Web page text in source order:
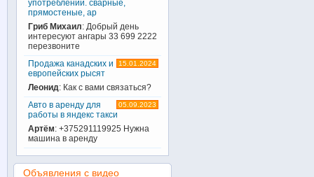
употреблении. сварные,
прямостеные, ар
Гриб Михаил: Добрый день
интересуют ангары 33 699 2222
перезвоните
15.01.2024
Продажа канадских и
европейских рысят
Леонид: Как с вами связаться?
05.09.2023
Авто в аренду для
работы в яндекс такси
Артём: +375291119925 Нужна
машина в аренду
Объявления с видео